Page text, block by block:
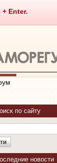
Enter.
по сайту
новости